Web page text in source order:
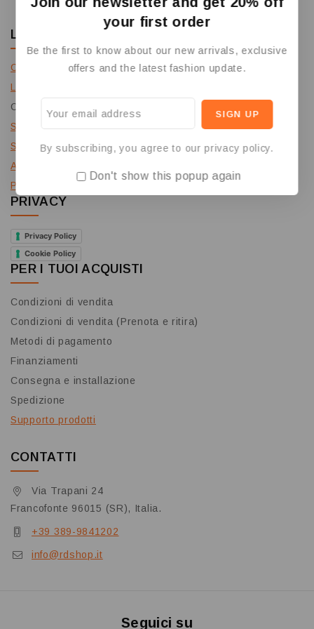
L'AZIENDA
Contattaci
Lavora con noi
Collabora con noi
Social
Segnala un problema
Area riservata Clienti
Pagamenti
PRIVACY
Privacy Policy
Cookie Policy
PER I TUOI ACQUISTI
Condizioni di vendita
Condizioni di vendita (Prenota e ritira)
Metodi di pagamento
Finanziamenti
Consegna e installazione
Spedizione
Supporto prodotti
CONTATTI
Via Trapani 24
Francofonte 96015 (SR), Italia.
+39 389-9841202
info@rdshop.it
Seguici su
your first order
Be the first to know about our new arrivals, exclusive
offers and the latest fashion update.
By subscribing, you agree to our privacy policy.
Don't show this popup again